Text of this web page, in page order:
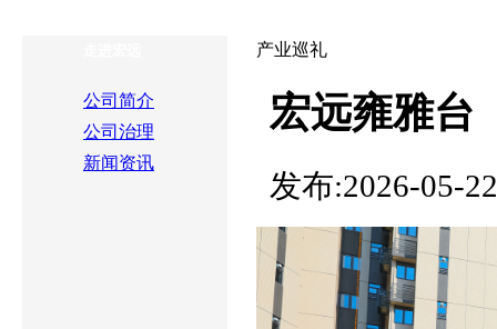
公司简介
公司治理
新闻资讯
产业巡礼
宏远雍雅台
发布:2026-05-